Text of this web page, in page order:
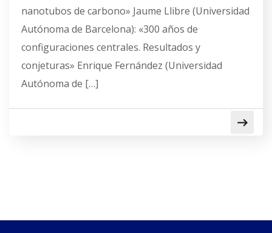
nanotubos de carbono» Jaume Llibre (Universidad
Autónoma de Barcelona): «300 años de
configuraciones centrales. Resultados y
conjeturas» Enrique Fernández (Universidad
Autónoma de […]